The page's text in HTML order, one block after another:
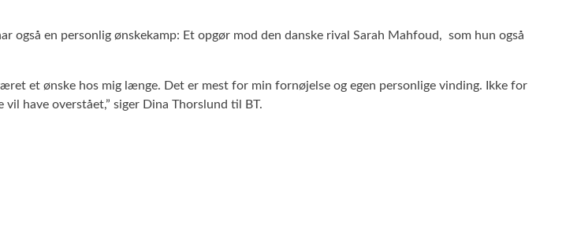
en personlig ønskekamp: Et opgør mod den danske rival Sarah Mahfoud, som hun også
et ønske hos mig længe. Det er mest for min fornøjelse og egen personlige vinding. Ikke for
have overstået,” siger Dina Thorslund til BT.